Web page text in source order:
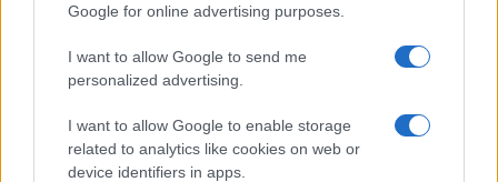
Google for online advertising purposes.
I want to allow Google to send me
personalized advertising.
I want to allow Google to enable storage
related to analytics like cookies on web or
device identifiers in apps.
05.08.25. 12:10
Stevandić: Bit će razočarani oni koji se raduju
presudama, RS će pobijediti